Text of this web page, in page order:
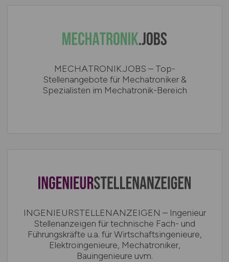
MECHATRONIK.JOBS – Top-
Stellenangebote für Mechatroniker &
Spezialisten im Mechatronik-Bereich
INGENIEURSTELLENANZEIGEN – Ingenieur
Stellenanzeigen für technische Fach- und
Führungskräfte u.a. für Wirtschaftsingenieure,
Elektroingenieure, Mechatroniker,
Bauingenieure uvm.